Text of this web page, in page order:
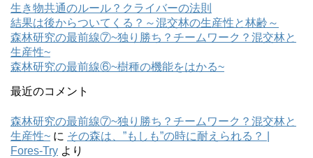
生き物共通のルール？クライバーの法則
結果は後からついてくる？～混交林の生産性と林齢～
森林研究の最前線⑦~独り勝ち？チームワーク？混交林と
生産性~
森林研究の最前線⑥~樹種の機能をはかる~
最近のコメント
森林研究の最前線⑦~独り勝ち？チームワーク？混交林と
生産性~ に その森は、”もしも”の時に耐えられる？ |
Fores-Try より